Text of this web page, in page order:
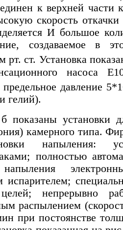
к верхней части
скорость
И большое
создаваемое в
рт. ст. Установка
насоса
давление
гелий).
установки
камерного типа.
напыления:
полностью
испарителем;
непрерывно
распылением
при постоянстве